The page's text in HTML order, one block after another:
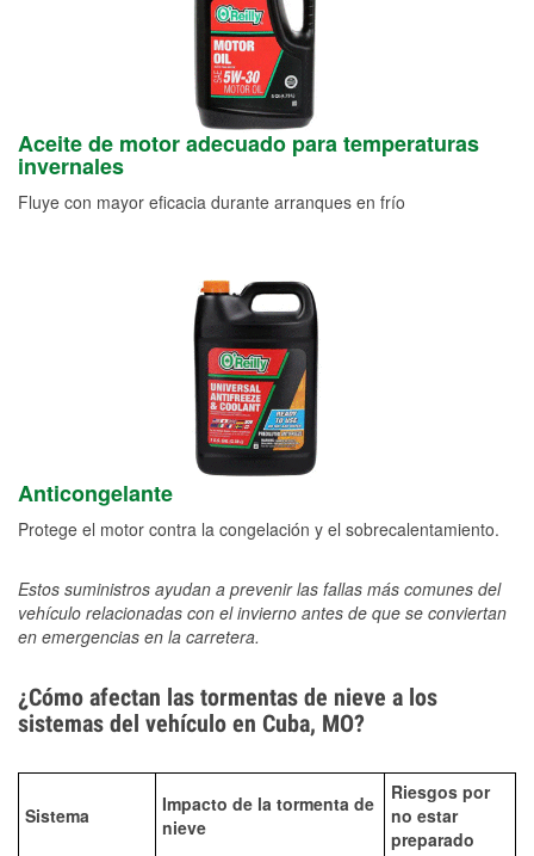
Aceite de motor adecuado para temperaturas
invernales
Fluye con mayor eficacia durante arranques en frío
Anticongelante
Protege el motor contra la congelación y el sobrecalentamiento.
Estos suministros ayudan a prevenir las fallas más comunes del
vehículo relacionadas con el invierno antes de que se conviertan
en emergencias en la carretera.
¿Cómo afectan las tormentas de nieve a los
sistemas del vehículo en Cuba, MO?
Sistema
Impacto de la tormenta de
nieve
Riesgos por
no estar
preparado